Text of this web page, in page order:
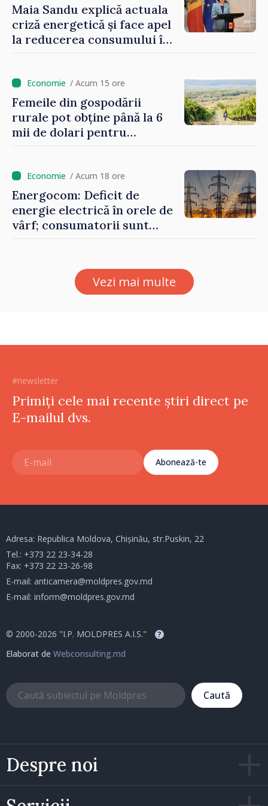
Maia Sandu explică actuala
criză energetică și face apel
la reducerea consumului în
un nivel mai mic”
/ Acum 15 ore
Femeile din gospodării
rurale pot obține până la 6
mii de dolari pentru
/ Acum 18 ore
Energocom: Deficit de
energie electrică în orele de
vârf; consumatorii sunt
Vezi mai multe
#newsletter
Primiți cele mai recente știri direct pe
E-mailul dvs.
Abonează-te
Despre noi
Adresa: Republica Moldova, Chișinău, str.Puskin, 22
Tel.: +373 22 23-34-28
Fax: +373 22 23-26-98
E-mail: anticamera@moldpres.gov.md
E-mail: inform@moldpres.gov.md
© 2000-2026 "I.P. MOLDPRES A.I.S." ?
Elaborat de Webconsulting.md
Caută